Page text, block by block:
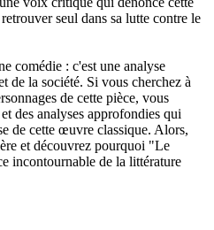
seul dans sa lutte contre le
comédie : c'est une analyse
de la société. Si vous cherchez à
de cette pièce, vous
des analyses approfondies qui
de cette œuvre classique. Alors,
et découvrez pourquoi "Le
incontournable de la littérature